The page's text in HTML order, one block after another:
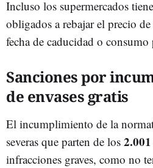
Incluso los supermercados
obligados a rebajar el precio
fecha de caducidad o consumo
Sanciones por
de envases gratis
El incumplimiento de la
severas que parten de los
infracciones graves, como no